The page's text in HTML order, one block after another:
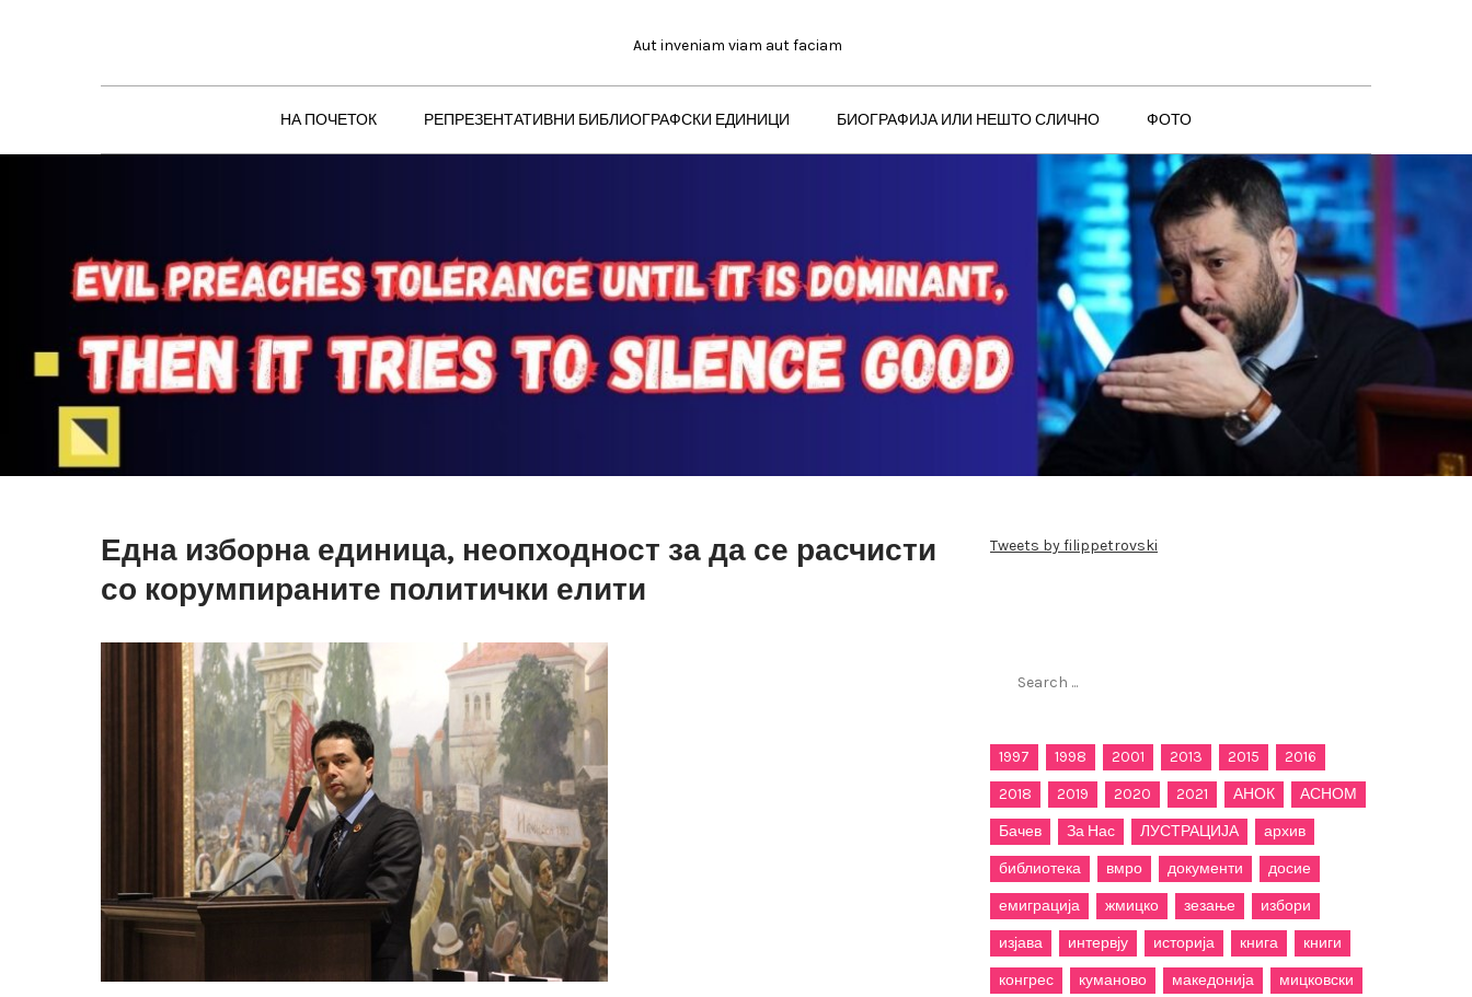
Aut inveniam viam aut faciam
НА ПОЧЕТОК РЕПРЕЗЕНТАТИВНИ БИБЛИОГРАФСКИ ЕДИНИЦИ БИОГРАФИЈА ИЛИ НЕШТО СЛИЧНО ФОТО
Една изборна единица, неопходност за да се расчисти
со корумпираните политички елити
Tweets by filippetrovski
1997 1998 2001 2013 2015
2016
2018
2019 2020 2021 АНОК
АСНОМ
Бачев
За Нас ЛУСТРАЦИЈА
архив
библиотека
вмро документи
досие
емиграција
жмицко зезање
избори
изјава
интервју историја книга
книги
конгрес
куманово македонија
мицковски